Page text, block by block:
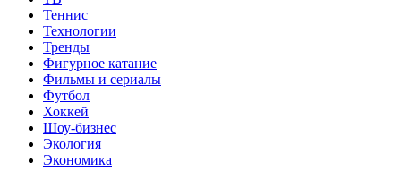
Теннис
Технологии
Тренды
Фигурное катание
Фильмы и сериалы
Футбол
Хоккей
Шоу-бизнес
Экология
Экономика